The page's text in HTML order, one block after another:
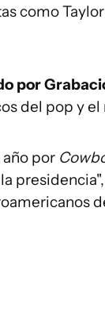
como
por
del pop y el
por